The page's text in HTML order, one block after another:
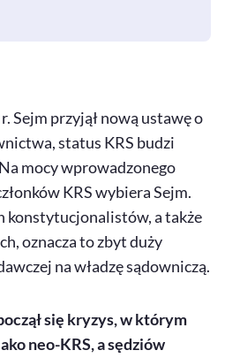
Sejm przyjął nową ustawę o
status KRS budzi
mocy wprowadzonego
KRS wybiera Sejm.
konstytucjonalistów, a także
oznacza to zbyt duży
na władzę sądowniczą.
się kryzys, w którym
neo-KRS, a sędziów